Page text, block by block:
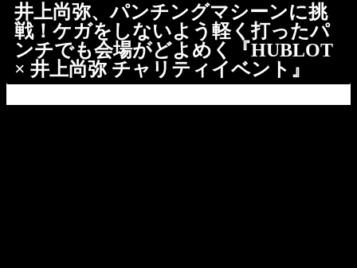
井上尚弥、パンチングマシーンに挑
戦！ケガをしないよう軽く打ったパ
ンチでも会場がどよめく『HUBLOT
× 井上尚弥 チャリティイベント』